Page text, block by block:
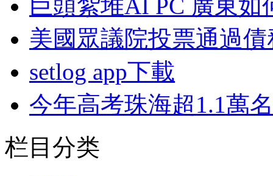
巨頭紮堆AI PC 廣東如
美國眾議院投票通過
setlog app下載
今年高考珠海超1.1萬
栏目分类